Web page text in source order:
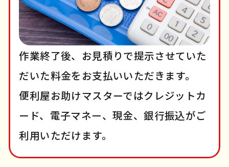
作業終了後、お見積りで提示させていた
だいた料金をお支払いいただきます。
便利屋お助けマスターではクレジットカ
ード、電子マネー、現金、銀行振込がご
利用いただけます。